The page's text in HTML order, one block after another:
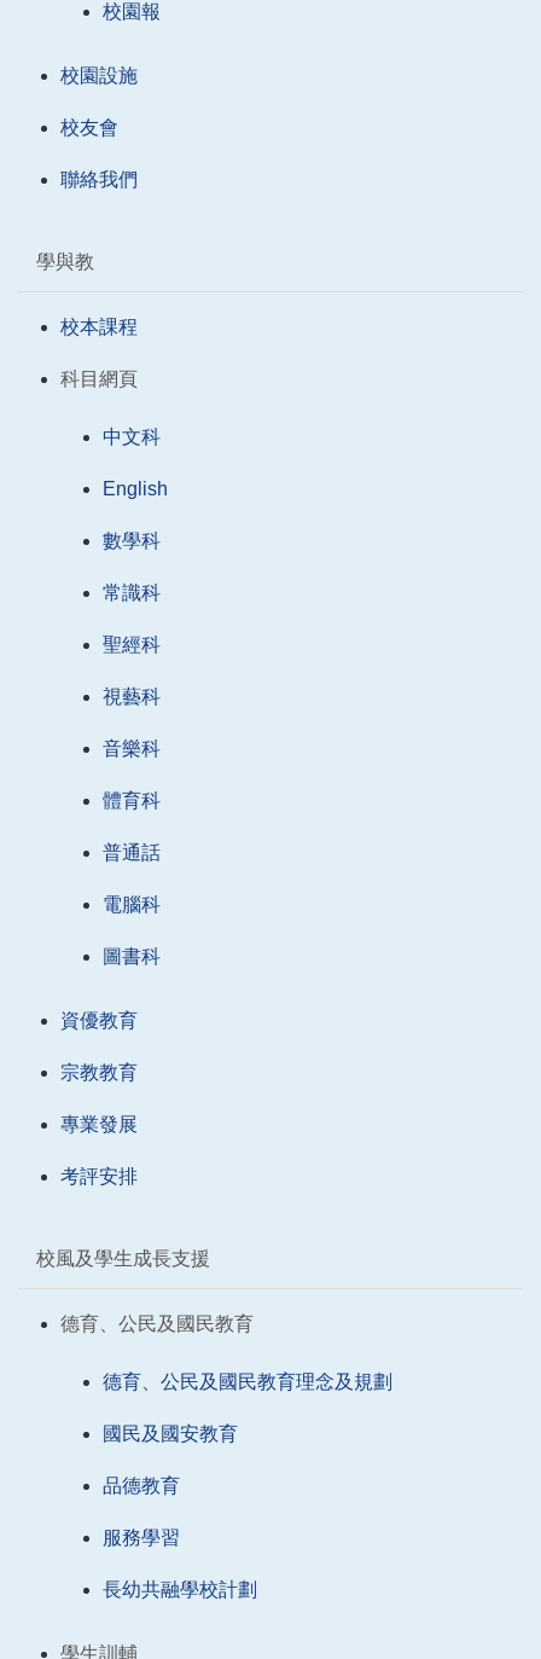
校園報
校園設施
校友會
聯絡我們
學與教
校本課程
科目網頁
中文科
English
數學科
常識科
聖經科
視藝科
音樂科
體育科
普通話
電腦科
圖書科
資優教育
宗教教育
專業發展
考評安排
校風及學生成長支援
德育、公民及國民教育
德育、公民及國民教育理念及規劃
國民及國安教育
品德教育
服務學習
長幼共融學校計劃
學生訓輔